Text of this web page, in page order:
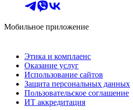
Мобильное приложение
Этика и комплаенс
Оказание услуг
Использование сайтов
Защита персональных данных
Пользовательское соглашение
ИТ аккредитация